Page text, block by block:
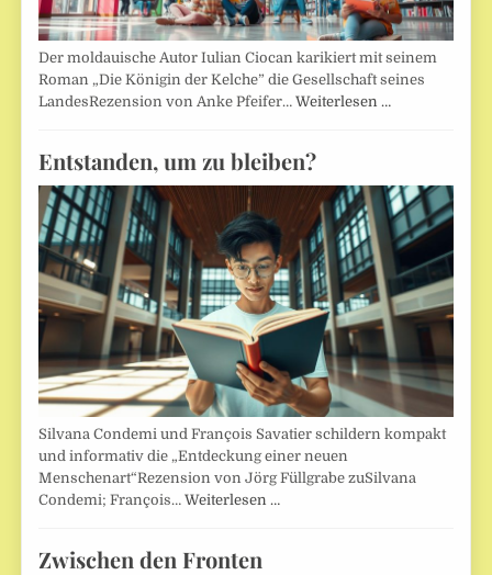
Der moldauische Autor Iulian Ciocan karikiert mit seinem
Roman „Die Königin der Kelche” die Gesellschaft seines
LandesRezension von Anke Pfeifer…Weiterlesen …
Entstanden, um zu bleiben?
Silvana Condemi und François Savatier schildern kompakt
und informativ die „Entdeckung einer neuen
Menschenart“Rezension von Jörg Füllgrabe zuSilvana
Condemi; François…Weiterlesen …
Zwischen den Fronten